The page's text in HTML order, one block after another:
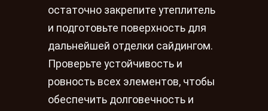
остаточно закрепите утеплитель
и подготовьте поверхность для
дальнейшей отделки сайдингом.
Проверьте устойчивость и
ровность всех элементов, чтобы
обеспечить долговечность и